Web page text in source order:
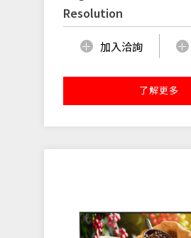
Resolution
加入洽詢
了解更多